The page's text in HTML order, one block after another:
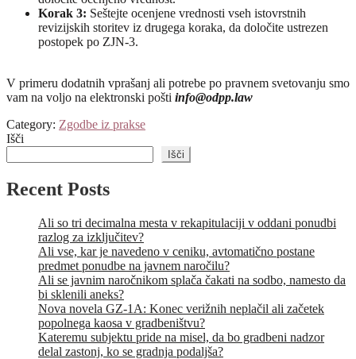
Korak 3: Seštejte ocenjene vrednosti vseh istovrstnih
revizijskih storitev iz drugega koraka, da določite ustrezen
postopek po ZJN-3.
V primeru dodatnih vprašanj ali potrebe po pravnem svetovanju smo
vam na voljo na elektronski pošti info@odpp.law
Category: Zgodbe iz prakse
Išči
Išči
Recent Posts
Ali so tri decimalna mesta v rekapitulaciji v oddani ponudbi
razlog za izključitev?
Ali vse, kar je navedeno v ceniku, avtomatično postane
predmet ponudbe na javnem naročilu?
Ali se javnim naročnikom splača čakati na sodbo, namesto da
bi sklenili aneks?
Nova novela GZ-1A: Konec verižnih neplačil ali začetek
popolnega kaosa v gradbeništvu?
Kateremu subjektu pride na misel, da bo gradbeni nadzor
delal zastonj, ko se gradnja podaljša?